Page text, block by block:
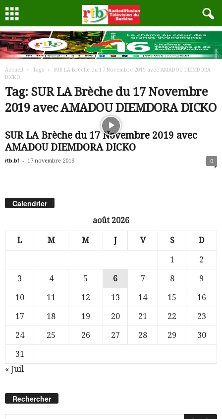
Accueil Tags
SUR LA Brèche du 17 Novembre 2019 avec AMADOU DIEMDORA
DICKO
Tag: SUR LA Brèche du 17 Novembre
2019 avec AMADOU DIEMDORA DICKO
SUR LA Brèche du 17 Novembre 2019 avec
AMADOU DIEMDORA DICKO
rtb.bf - 17 novembre 2019 0
Calendrier
août 2026
L M M J V S D
1
2
3
4 5 6 7 8
9
10
11 12 13 14 15
16
17
18 19 20 21 22
23
24
25 26 27 28 29
30
31
« Juil
Rechercher